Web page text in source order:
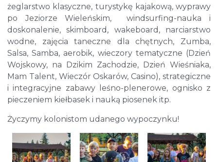
żeglarstwo klasyczne, turystykę kajakową, wyprawy
po Jeziorze Wieleńskim, windsurfing-nauka i
doskonalenie, skimboard, wakeboard, narciarstwo
wodne, zajęcia taneczne dla chętnych, Zumba,
Salsa, Samba, aerobik, wieczory tematyczne (Dzień
Wojskowy, na Dzikim Zachodzie, Dzień Wieśniaka,
Mam Talent, Wieczór Oskarów, Casino), strategiczne
i integracyjne zabawy leśno-plenerowe, ognisko z
pieczeniem kiełbasek i nauką piosenek itp.
Życzymy kolonistom udanego wypoczynku!